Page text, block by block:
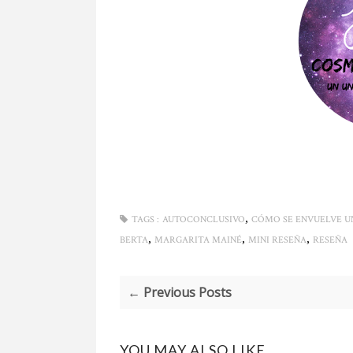
TAGS : AUTOCONCLUSIVO, CÓMO SE ENVUELVE
BERTA, MARGARITA MAINÉ, MINI RESEÑA, RESEÑA
← Previous Posts